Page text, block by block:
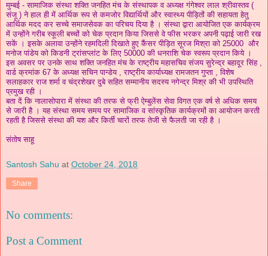
मुम्बई - सामाजिक संस्था शक्ति जनहित मंच के संस्थापक व अध्यक्ष गंगेश्वर लाल श्रीवास्तव (
संजू ) ने हाल ही में आर्थिक रूप से कमजोर विद्यार्थियों और स्वास्थ्य पीड़ितों की सहायता हेतु
आर्थिक मदद कर सच्चे समाजसेवक का परिचय दिया है । संस्था द्वारा आयोजित एक कार्यक्रम
में उन्होंने गरीब स्कूली बच्चों को चेक प्रदान किया जिससे वे फीस भरकर अपनी पढ़ाई जारी रख
सकें । इसके अलावा उन्होंने रहमदिली दिखाते हुए कैंसर पीड़ित सूरज मिश्रा को 25000 और
मनोज पांडेय को किडनी ट्रांसप्लांट के लिए 50000 की धनराशि चेक स्वरूप प्रदान किये ।
इस अवसर पर उनके साथ शक्ति जनहित मंच के राष्ट्रीय महासचिव संजय सुरेन्द्र बहादूर सिंह ,
वार्ड क्रमांक 67 के अध्यक्ष सचिन पान्डेय , राष्ट्रीय कार्याध्यक्ष रामजतन गुप्ता , विशेष
सलाहकार राज शर्मा व चंद्रशेखर दुबे सहित सम्मानीय सदस्य नगेन्द्र मिश्र की भी उपस्थिति
प्रमुख रही ।
बता दें कि नालासोपारा में संस्था की तरफ से फ्री ऐम्बुलेंस सेवा विगत एक वर्ष से अधिक समय
से जारी है । यह संस्था समय समय पर सामाजिक व सांस्कृतिक कार्यक्रमों का आयोजन करती
रहती है जिससे संस्था की यश और किर्ती चारों तरफ तेजी से फैलती जा रही है ।
संतोष साहू
Santosh Sahu at October 24, 2018
Share
No comments:
Post a Comment